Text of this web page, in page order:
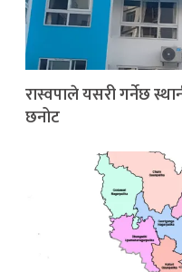
रास्वपाले यसरी गर्नेछ
छनोट